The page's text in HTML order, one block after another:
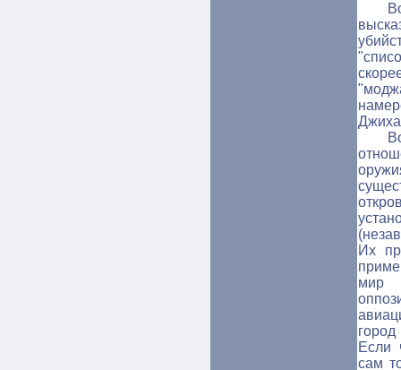
Их
мир
Если
сам